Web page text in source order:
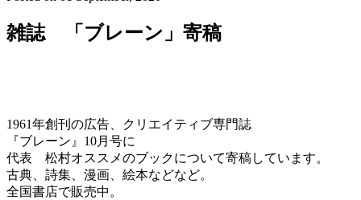
雑誌 「ブレーン」寄稿
1961年創刊の広告、クリエイティブ専門誌
『ブレーン』10月号に
代表 松村オススメのブックについて寄稿しています。
古典、詩集、漫画、絵本などなど。
全国書店で販売中。